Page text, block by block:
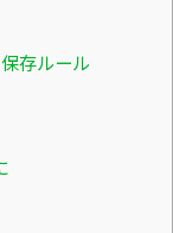
存ルール